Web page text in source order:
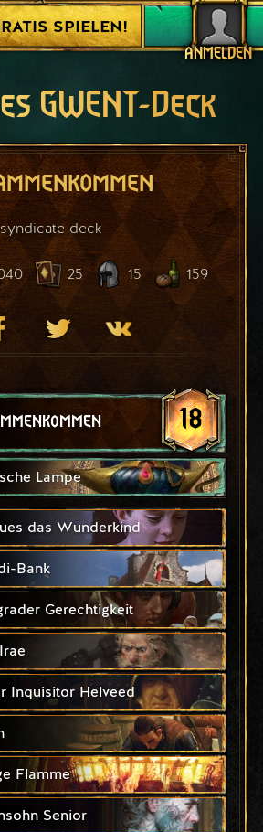
ANMELDEN
SPIELEN!
GWENT-Deck
syndicate deck
25 15 159
18
Lampe
das Wunderkind
Bank
Gerechtigkeit
Inquisitor Helveed
Flamme
Senior